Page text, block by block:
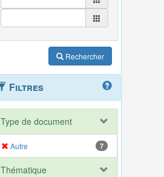
Rechercher
Filtres
Type de document
Autre 7
Thématique